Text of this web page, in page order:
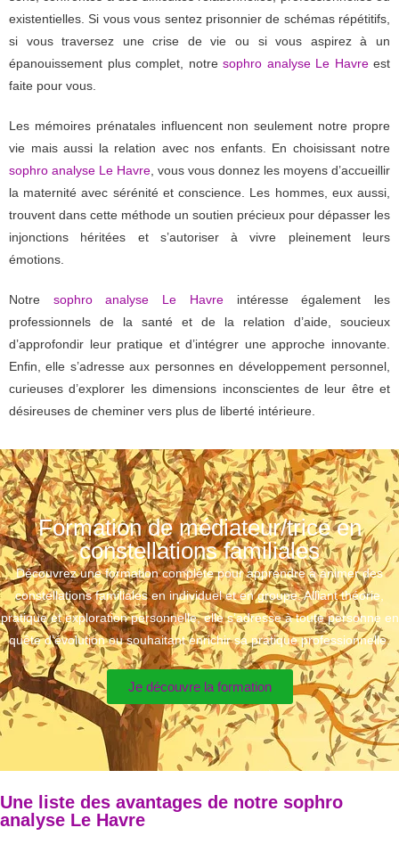
existentielles. Si vous vous sentez prisonnier de schémas répétitifs,
si vous traversez une crise de vie ou si vous aspirez à un
épanouissement plus complet, notre sophro analyse Le Havreest
faite pour vous.
Les mémoires prénatales influencent non seulement notre propre
vie mais aussi la relation avec nos enfants. En choisissant notre
sophro analyse Le Havre , vous vous donnez les moyens d’accueillir
la maternité avec sérénité et conscience. Les hommes, eux aussi,
trouvent dans cette méthode un soutien précieux pour dépasser les
injonctions héritées et s’autoriser à vivre pleinement leurs
émotions.
Notre sophro analyse Le Havreintéresse également les
professionnels de la santé et de la relation d’aide, soucieux
d’approfondir leur pratique et d’intégrer une approche innovante.
Enfin, elle s’adresse aux personnes en développement personnel,
curieuses d’explorer les dimensions inconscientes de leur être et
désireuses de cheminer vers plus de liberté intérieure.
Formation de médiateur/trice en
constellations familiales
Découvrez une formation complète pour apprendre à animer des
constellations familiales en individuel et en groupe. Alliant théorie,
pratique et exploration personnelle, elle s’adresse à toute personne en
quête d’évolution ou souhaitant enrichir sa pratique professionnelle.
Je découvre la formation
Une liste des avantages de notre sophro
analyse Le Havre